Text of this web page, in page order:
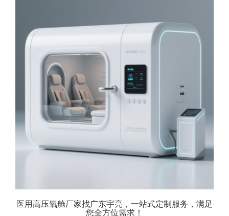
医用高压氧舱厂家找广东宇亮，一站式定制服务，满足
您全方位需求！